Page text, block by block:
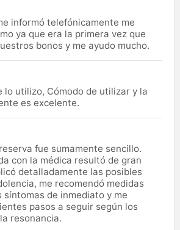
informó telefónicamente me
ya que era la primera vez que
bonos y me ayudo mucho.
lo utilizo, Cómodo de utilizar y la
es excelente.
fue sumamente sencillo.
con la médica resultó de gran
detalladamente las posibles
me recomendó medidas
síntomas de inmediato y me
pasos a seguir según los
resonancia.